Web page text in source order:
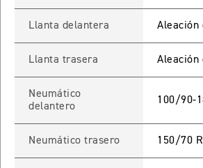
Llanta delantera Aleación
Llanta trasera Aleación
Neumático
delantero
100/90-
Neumático trasero 150/70